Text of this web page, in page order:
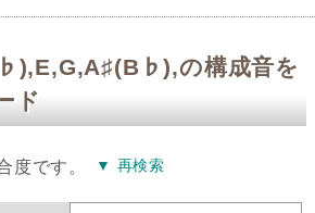
の構成音を
ド
です。 ▼ 再検索